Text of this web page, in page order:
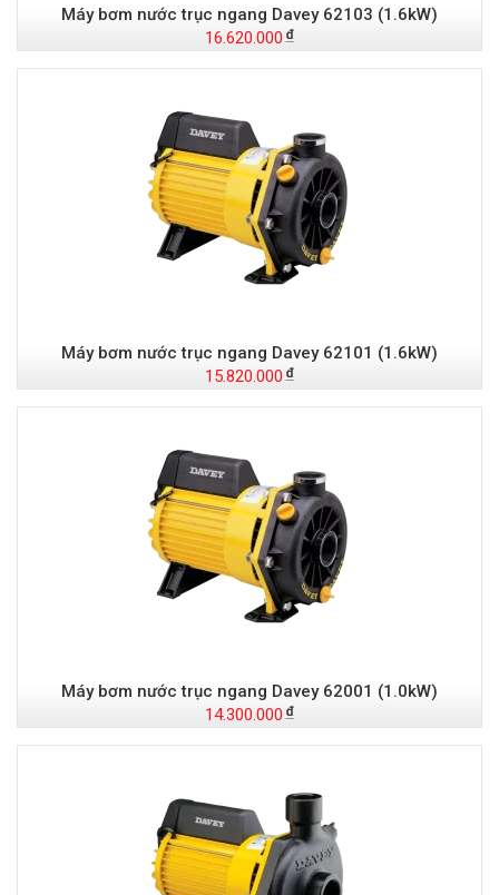
Máy bơm nước trục ngang Davey 62103 (1.6kW)
16.620.000
Máy bơm nước trục ngang Davey 62101 (1.6kW)
15.820.000
Máy bơm nước trục ngang Davey 62001 (1.0kW)
14.300.000